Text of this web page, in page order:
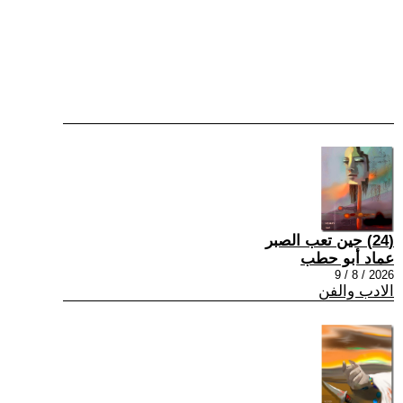
(24) حين تعب الصبر
عماد أبو حطب
2026 / 8 / 9
الادب والفن